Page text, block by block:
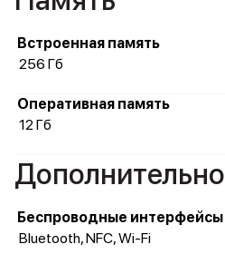
Встроенная память
256 Гб
Оперативная память
12 Гб
Дополнительно
Беспроводные интерфейсы
Bluetooth, NFC, Wi-Fi